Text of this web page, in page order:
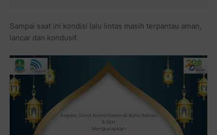
Sampai saat ini kondisi lalu lintas masih terpantau aman,
lancar dan kondusif.